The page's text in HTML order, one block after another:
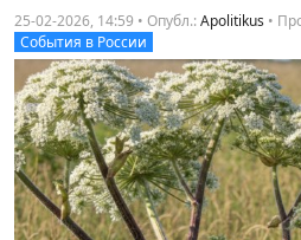
25-02-2026, 14:59 • Опубл.:Apolitikus •
События в России